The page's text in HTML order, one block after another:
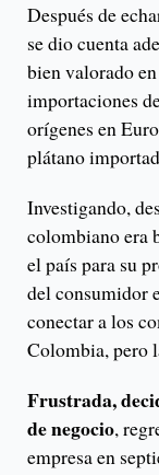
Después de
se dio cuenta
bien valorado
importaciones
orígenes en
plátano
Investigando,
colombiano era
el país para su
del consumidor
conectar a los
Colombia, pero
Frustrada,
de negocio,
empresa en